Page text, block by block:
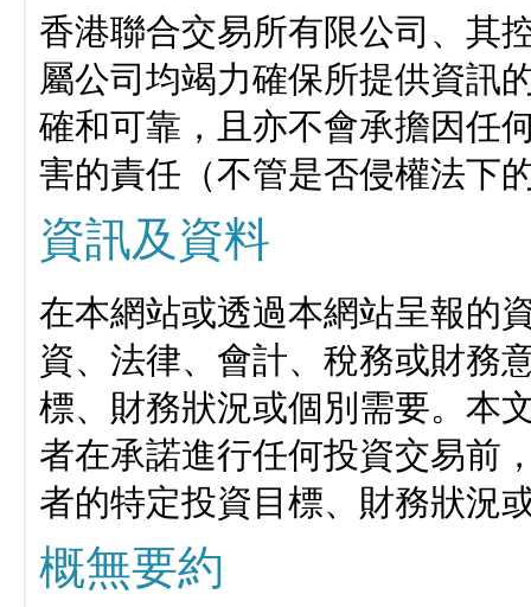
香港聯合交易所有限公司、其
屬公司均竭力確保所提供資訊
確和可靠，且亦不會承擔因任
害的責任（不管是否侵權法下
資訊及資料
在本網站或透過本網站呈報的
資、法律、會計、稅務或財務
標、財務狀況或個別需要。本
者在承諾進行任何投資交易前
者的特定投資目標、財務狀況
概無要約